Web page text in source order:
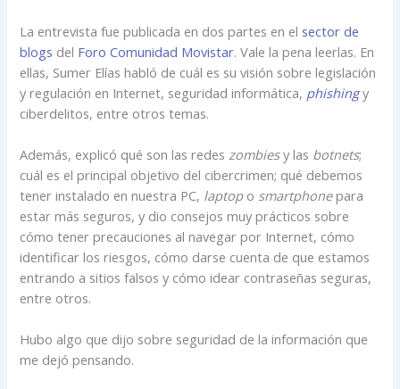
La entrevista fue publicada en dos partes en el sector de
blogs del Foro Comunidad Movistar. Vale la pena leerlas. En
ellas, Sumer Elías habló de cuál es su visión sobre legislación
y regulación en Internet, seguridad informática, phishing y
ciberdelitos, entre otros temas.
Además, explicó qué son las redes zombiesy las botnets;
cuál es el principal objetivo del cibercrimen; qué debemos
tener instalado en nuestra PC, laptopo smartphonepara
estar más seguros, y dio consejos muy prácticos sobre
cómo tener precauciones al navegar por Internet, cómo
identificar los riesgos, cómo darse cuenta de que estamos
entrando a sitios falsos y cómo idear contraseñas seguras,
entre otros.
Hubo algo que dijo sobre seguridad de la información que
me dejó pensando.